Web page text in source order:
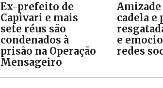
Ex-prefeito de
Capivari e mais
sete réus são
condenados à
prisão na Operação
Mensageiro
cadela e
e
redes